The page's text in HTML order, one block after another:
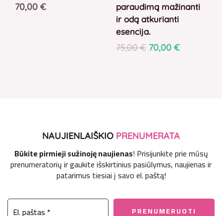
Įvertinimas:
5.00
70,00 €
paraudimą mažinanti
ir odą atkurianti
esencija.
75,00€ 70,00 €
NAUJIENLAIŠKIO PRENUMERATA
Būkite pirmieji sužinoję naujienas! Prisijunkite prie mūsų
prenumeratorių ir gaukite išskirtinius pasiūlymus, naujienas ir
patarimus tiesiai į savo el. paštą!